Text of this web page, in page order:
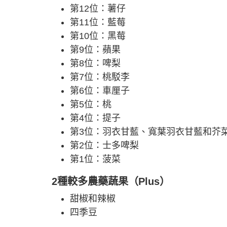
第12位：薯仔
第11位：藍莓
第10位：黑莓
第9位：蘋果
第8位：啤梨
第7位：桃駁李
第6位：車厘子
第5位：桃
第4位：提子
第3位：羽衣甘藍、寬葉羽衣甘藍和芥
第2位：士多啤梨
第1位：菠菜
2種較多農藥蔬果（Plus）
甜椒和辣椒
四季豆